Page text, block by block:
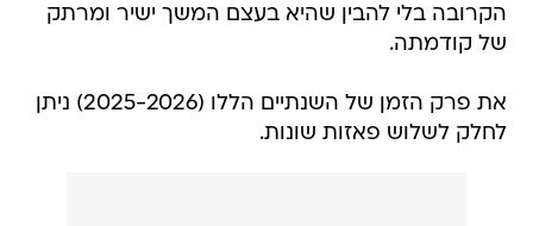
הקרובה בלי להבין שהיא בעצם המשך ישיר ומרתק
של קודמתה.
את פרק הזמן של השנתיים הללו (2025-2026) ניתן
לחלק לשלוש פאזות שונות.